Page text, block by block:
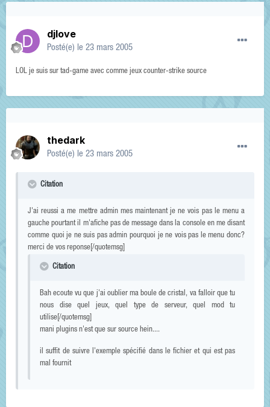
djlove
Posté(e) le 23 mars 2005
LOL je suis sur tad-game avec comme jeux counter-strike source
thedark
Posté(e) le 23 mars 2005
Citation
J'ai reussi a me mettre admin mes maintenant je ne vois pas le menu a
gauche pourtant il m'afiche pas de message dans la console en me disant
comme quoi je ne suis pas admin pourquoi je ne vois pas le menu donc?
merci de vos reponse[/quotemsg]
Citation
Bah ecoute vu que j'ai oublier ma boule de cristal, va falloir que tu
nous dise quel jeux, quel type de serveur, quel mod tu
utilise[/quotemsg]
mani plugins n'est que sur source hein....
il suffit de suivre l'exemple spécifié dans le fichier et qui est pas
mal fournit